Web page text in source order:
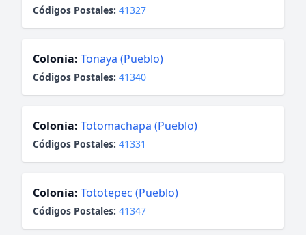
Códigos Postales: 41327
Colonia: Tonaya (Pueblo)
Códigos Postales: 41340
Colonia: Totomachapa (Pueblo)
Códigos Postales: 41331
Colonia: Tototepec (Pueblo)
Códigos Postales: 41347